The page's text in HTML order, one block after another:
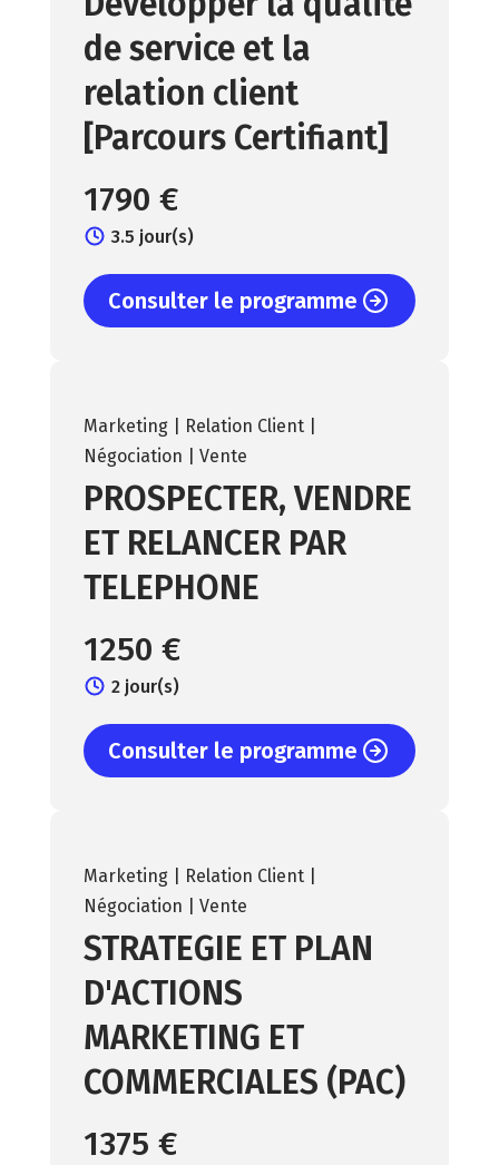
de service et la
relation client
[Parcours Certifiant]
1790 €
3.5 jour(s)
Consulter le programme
Marketing | Relation Client |
Négociation | Vente
PROSPECTER, VENDRE
ET RELANCER PAR
TELEPHONE
1250 €
2 jour(s)
Consulter le programme
Marketing | Relation Client |
Négociation | Vente
STRATEGIE ET PLAN
D'ACTIONS
MARKETING ET
COMMERCIALES (PAC)
1375 €